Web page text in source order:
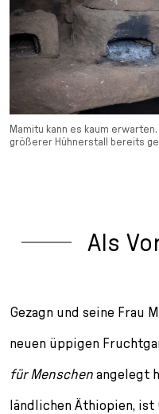
Mamitu kann es kaum
größerer Hühnerstall bereits
Als
Gezagn und seine Frau
neuen üppigen
für Menschenangelegt
ländlichen Äthiopien, ist